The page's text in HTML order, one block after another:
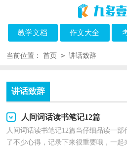
教学文档 作文大全
当前位置： 首页 > 讲话致辞
讲话致辞
人间词话读书笔记12篇
人间词话读书笔记12篇当仔细品读一
了不少心得，记录下来很重要哦，一